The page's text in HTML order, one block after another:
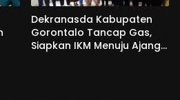
Dekranasda Kabupaten
Gorontalo Tancap Gas,
Siapkan IKM Menuju Ajang